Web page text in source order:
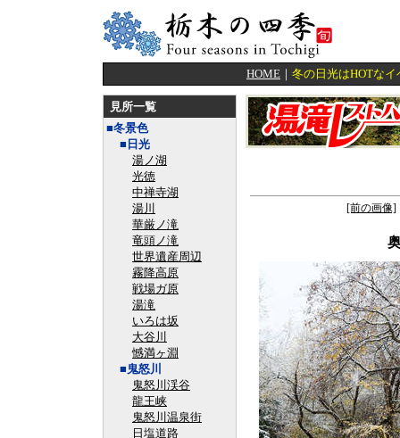
HOME ｜ 冬の日光はHOTな
見所一覧
■冬景色
■日光
湯ノ湖
光徳
中禅寺湖
湯川
華厳ノ滝
竜頭ノ滝
世界遺産周辺
霧降高原
戦場ガ原
湯滝
いろは坂
大谷川
憾満ヶ淵
■鬼怒川
鬼怒川渓谷
龍王峡
鬼怒川温泉街
日塩道路
[前の画像]